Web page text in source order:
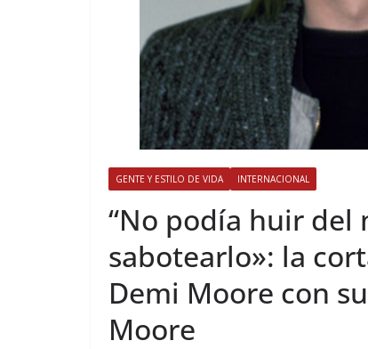
GENTE Y ESTILO DE VIDA INTERNACIONAL
​“No podía huir
sabotearlo»: la
Demi Moore con
Moore